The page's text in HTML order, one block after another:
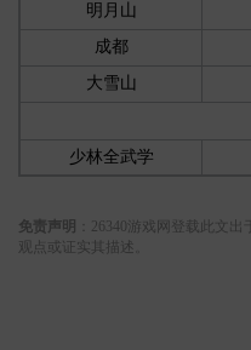
明月山
成都
大雪山
少林全武学
免责声明
：26340游戏网登载此文
观点或证实其描述。